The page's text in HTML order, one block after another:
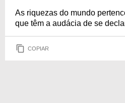
As riquezas do mundo
que têm a audácia de se
COPIAR